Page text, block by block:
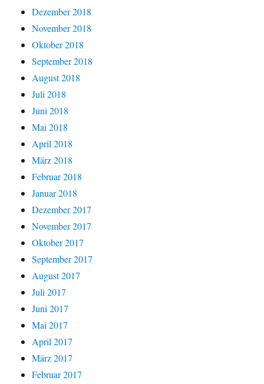
Dezember 2018
November 2018
Oktober 2018
September 2018
August 2018
Juli 2018
Juni 2018
Mai 2018
April 2018
März 2018
Februar 2018
Januar 2018
Dezember 2017
November 2017
Oktober 2017
September 2017
August 2017
Juli 2017
Juni 2017
Mai 2017
April 2017
März 2017
Februar 2017